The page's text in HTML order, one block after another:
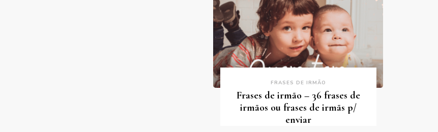
FRASES DE IRMÃO
Frases de irmão – 36 frases de
irmãos ou frases de irmãs p/
enviar